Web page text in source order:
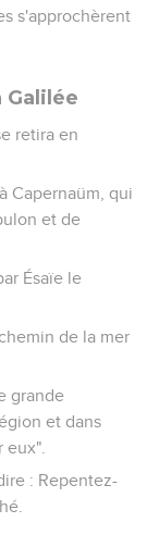
s'approchèrent
retira en
Capernaüm, qui
et de
Ésaïe le
de la mer
grande
et dans
eux".
: Repentez-